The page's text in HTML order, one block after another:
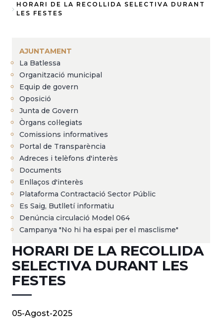
Fil
HORARI DE LA RECOLLIDA SELECTIVA DURANT
LES FESTES
AJUNTAMENT
La Batlessa
Organització municipal
Equip de govern
Oposició
Junta de Govern
Òrgans col·legiats
Comissions informatives
Portal de Transparència
Adreces i telèfons d'interès
Documents
Enllaços d'interès
Plataforma Contractació Sector Públic
Es Saig, Butlletí informatiu
Denúncia circulació Model 064
Campanya "No hi ha espai per el masclisme"
HORARI DE LA RECOLLIDA
SELECTIVA DURANT LES
FESTES
05-Agost-2025